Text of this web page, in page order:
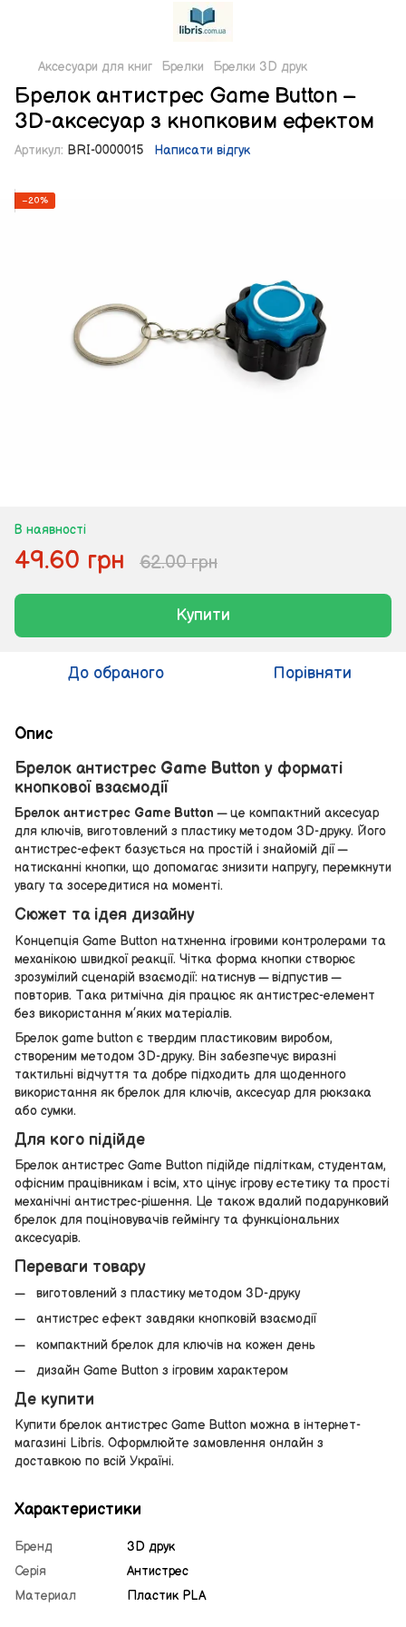
Аксесуари для книг Брелки Брелки 3D друк
Брелок антистрес Game Button –
3D-аксесуар з кнопковим ефектом
Артикул: BRI-0000015 Написати відгук
−20%
В наявності
49.60 грн 62.00 грн
Купити
До обраного Порівняти
Опис
Брелок антистрес Game Button у форматі
кнопкової взаємодії
Брелок антистрес Game Button — це компактний аксесуар
для ключів, виготовлений з пластику методом 3D-друку. Його
антистрес-ефект базується на простій і знайомій дії —
натисканні кнопки, що допомагає знизити напругу, перемкнути
увагу та зосередитися на моменті.
Сюжет та ідея дизайну
Концепція Game Button натхненна ігровими контролерами та
механікою швидкої реакції. Чітка форма кнопки створює
зрозумілий сценарій взаємодії: натиснув — відпустив —
повторив. Така ритмічна дія працює як антистрес-елемент
без використання м’яких матеріалів.
Брелок game button є твердим пластиковим виробом,
створеним методом 3D-друку. Він забезпечує виразні
тактильні відчуття та добре підходить для щоденного
використання як брелок для ключів, аксесуар для рюкзака
або сумки.
Для кого підійде
Брелок антистрес Game Button підійде підліткам, студентам,
офісним працівникам і всім, хто цінує ігрову естетику та прості
механічні антистрес-рішення. Це також вдалий подарунковий
брелок для поціновувачів геймінгу та функціональних
аксесуарів.
Переваги товару
виготовлений з пластику методом 3D-друку
антистрес ефект завдяки кнопковій взаємодії
компактний брелок для ключів на кожен день
дизайн Game Button з ігровим характером
Де купити
Купити брелок антистрес Game Button можна в інтернет-
магазині Libris. Оформлюйте замовлення онлайн з
доставкою по всій Україні.
Характеристики
Бренд
3D друк
Серія
Антистрес
Материал
Пластик PLA